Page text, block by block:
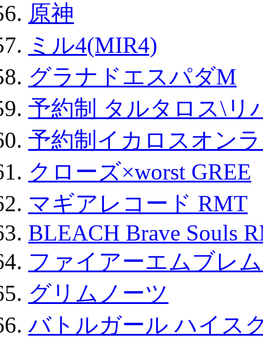
原神
ミル4(MIR4)
グラナドエスパダM
予約制 タルタロス\リ
予約制イカロスオン
クローズ×worst GREE
マギアレコード RMT
BLEACH Brave Souls
ファイアーエムブレ
グリムノーツ
バトルガール ハイス